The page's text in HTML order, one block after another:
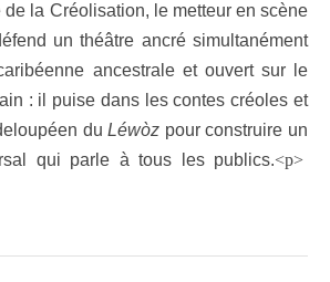
de la Créolisation, le metteur en scène
un théâtre ancré simultanément
ancestrale et ouvert sur le
: il puise dans les contes créoles et
duLéwòz pour construire un
qui parle à tous les publics.<p>